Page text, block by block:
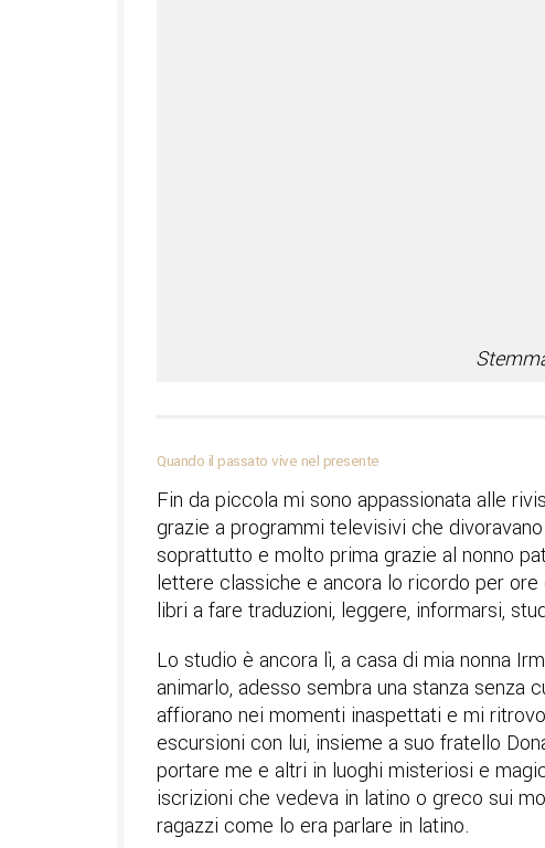
Quando il passato vive nel presente
Fin da piccola mi sono appassionata alle
grazie a programmi televisivi che
soprattutto e molto prima grazie al nonno
lettere classiche e ancora lo ricordo per
libri a fare traduzioni, leggere, informarsi,
Lo studio è ancora lì, a casa di mia nonna
animarlo, adesso sembra una stanza
affiorano nei momenti inaspettati e mi
escursioni con lui, insieme a suo fratello
portare me e altri in luoghi misteriosi e
iscrizioni che vedeva in latino o greco sui
ragazzi come lo era parlare in latino.